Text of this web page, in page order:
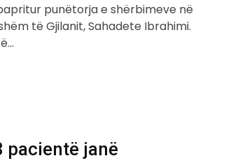
punëtorja e shërbimeve në
të Gjilanit, Sahadete Ibrahimi.
pacientë janë